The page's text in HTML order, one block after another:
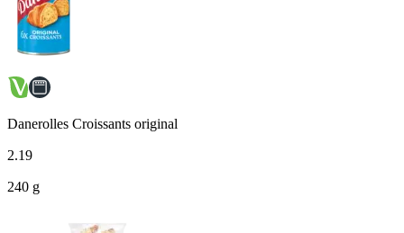
Danerolles Croissants original
2.19
240 g